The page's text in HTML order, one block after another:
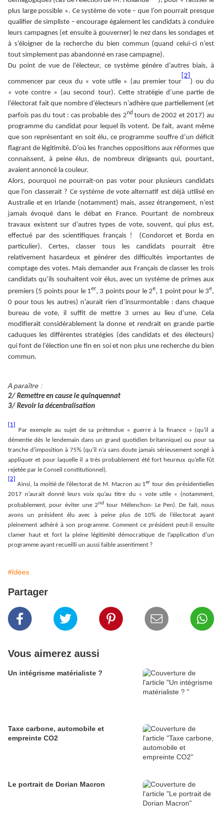
plus large possible ». Ce système de vote – que l’on pourrait presque
qualifier de simpliste – encourage également les candidats à conduire
leurs campagnes (et ensuite à gouverner) le nez dans les sondages et
à s’éloigner de la recherche du bien commun (quand celui-ci n’est
tout simplement pas abandonné en rase campagne).
Du point de vue de l’électeur, ce système génère d’autres biais, à
commencer par ceux du « vote utile » (au premier tour
[2]
) ou du
« vote contre » (au second tour). Cette stratégie d’une partie de
l’électorat fait que nombre d’électeurs n’adhère que partiellement (et
parfois pas du tout : cas probable des 2ndtours de 2002 et 2017) au
programme du candidat pour lequel ils votent. De fait, avant même
que son représentant en soit élu, ce programme souffre d’un déficit
flagrant de légitimité. D’où les franches oppositions aux réformes que
connaissent, à peine élus, de nombreux dirigeants qui, pourtant,
avaient annoncé la couleur.
Alors, pourquoi ne pourrait-on pas voter pour plusieurs candidats
que l’on classerait ? Ce système de vote alternatif est déjà utilisé en
Australie et en Irlande (notamment) mais, assez étrangement, n’est
jamais évoqué dans le débat en France. Pourtant de nombreux
travaux existent sur d’autres types de vote, souvent, qui plus est,
effectué par des scientifiques français ! (Condorcet et Borda en
particulier). Certes, classer tous les candidats pourrait être
relativement hasardeux et générer des difficultés importantes de
comptage des votes. Mais demander aux Français de classer les trois
candidats qu’ils souhaitent voir élus, avec un système de primes aux
premiers (5 points pour le 1er, 3 points pour le 2e, 1 point pour le 3e,
0 pour tous les autres) n’aurait rien d’insurmontable : dans chaque
bureau de vote, il suffit de mettre 3 urnes au lieu d’une. Cela
modifierait considérablement la donne et rendrait en grande partie
caduques les différentes stratégies (des candidats et des électeurs)
qui font de l’élection une fin en soi et non plus une recherche du bien
commun.
A paraître :
2/ Remettre en cause le quinquennat
3/ Revoir la décentralisation
[1]
Par exemple au sujet de sa prétendue « guerre à la finance » (qu’il a
démentie dès le lendemain dans un grand quotidien britannique) ou pour sa
tranche d’imposition à 75% (qu’il n’a sans doute jamais sérieusement songé à
appliquer et pour laquelle il a très probablement été fort heureux qu’elle fût
rejetée par le Conseil constitutionnel).
[2]
Ainsi, la moitié de l’électorat de M. Macron au 1er tour des présidentielles
2017 n’aurait donné leurs voix qu’au titre du « vote utile » (notamment,
probablement, pour éviter une 2nd tour Mélenchon- Le Pen). De fait, nous
avons un président élu avec à peine plus de 10% de l’électorat ayant
pleinement adhéré à son programme. Comment ce président peut-il ensuite
clamer haut et fort la pleine légitimité démocratique de l’application d’un
programme ayant recueilli un aussi faible assentiment ?
#Idées
Partager
Vous aimerez aussi
Un intégrisme matérialiste ?
Taxe carbone, automobile et
empreinte CO2
Le portrait de Dorian Macron